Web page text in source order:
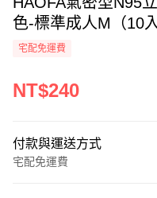
色-標準成人M（10
宅配免運費
NT$240
付款與運送方式
宅配免運費